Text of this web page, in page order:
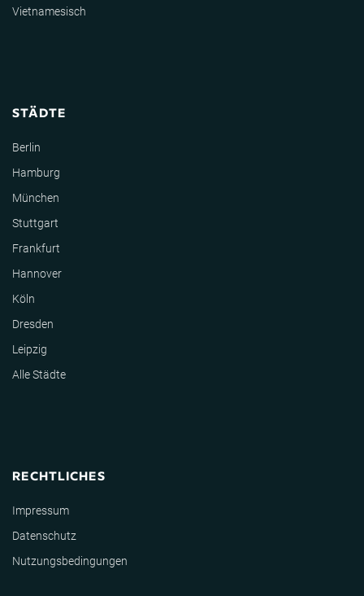
Vietnamesisch
STÄDTE
Berlin
Hamburg
München
Stuttgart
Frankfurt
Hannover
Köln
Dresden
Leipzig
Alle Städte
RECHTLICHES
Impressum
Datenschutz
Nutzungsbedingungen